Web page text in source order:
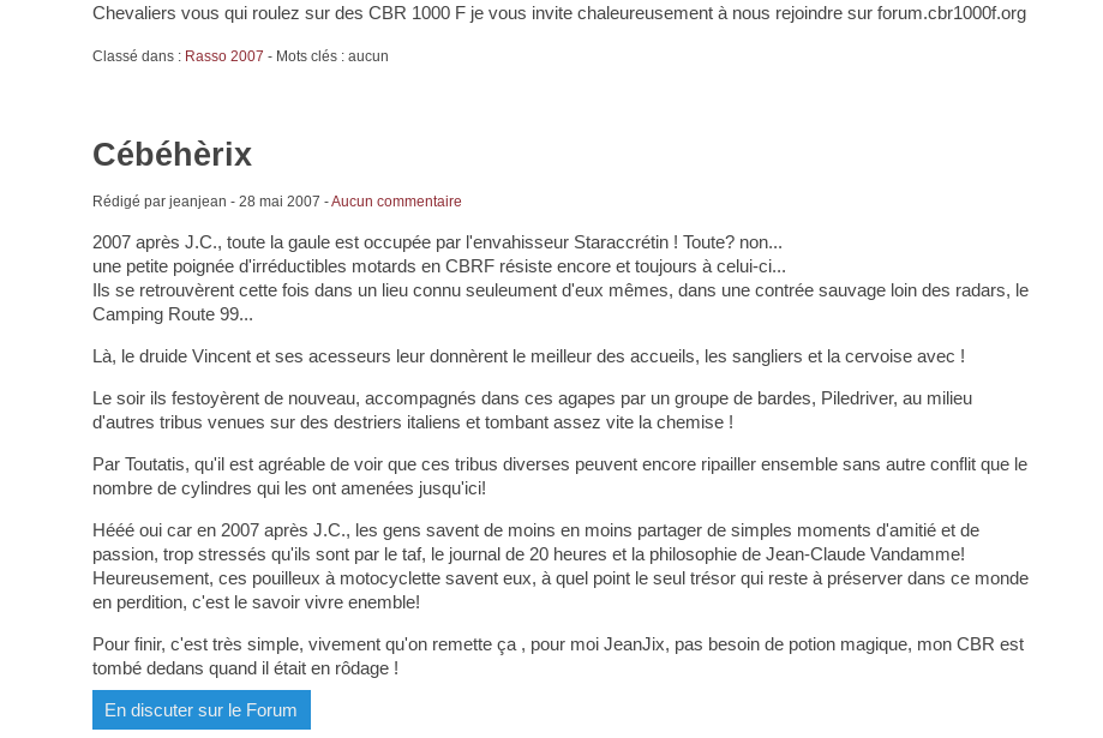
Chevaliers vous qui roulez sur des CBR 1000 F je vous invite chaleureusement à nous rejoindre sur forum.cbr1000f.org
Classé dans : Rasso 2007 - Mots clés : aucun
Cébéhèrix
Rédigé par jeanjean - 28 mai 2007 -Aucun commentaire
2007 après J.C., toute la gaule est occupée par l'envahisseur Staraccrétin ! Toute? non...
une petite poignée d'irréductibles motards en CBRF résiste encore et toujours à celui-ci...
Ils se retrouvèrent cette fois dans un lieu connu seuleument d'eux mêmes, dans une contrée sauvage loin des radars, le
Camping Route 99...
Là, le druide Vincent et ses acesseurs leur donnèrent le meilleur des accueils, les sangliers et la cervoise avec !
Le soir ils festoyèrent de nouveau, accompagnés dans ces agapes par un groupe de bardes, Piledriver, au milieu
d'autres tribus venues sur des destriers italiens et tombant assez vite la chemise !
Par Toutatis, qu'il est agréable de voir que ces tribus diverses peuvent encore ripailler ensemble sans autre conflit que le
nombre de cylindres qui les ont amenées jusqu'ici!
Hééé oui car en 2007 après J.C., les gens savent de moins en moins partager de simples moments d'amitié et de
passion, trop stressés qu'ils sont par le taf, le journal de 20 heures et la philosophie de Jean-Claude Vandamme!
Heureusement, ces pouilleux à motocyclette savent eux, à quel point le seul trésor qui reste à préserver dans ce monde
en perdition, c'est le savoir vivre enemble!
Pour finir, c'est très simple, vivement qu'on remette ça , pour moi JeanJix, pas besoin de potion magique, mon CBR est
tombé dedans quand il était en rôdage !
En discuter sur le Forum